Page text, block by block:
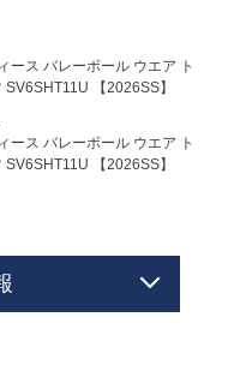
ース バレーボール ウエア ト
【2026SS】
ース バレーボール ウエア ト
【2026SS】